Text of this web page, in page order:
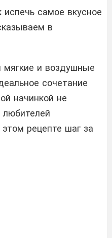
самое вкусное
в
мягкие и воздушные
сочетание
начинкой не
рецепте шаг за